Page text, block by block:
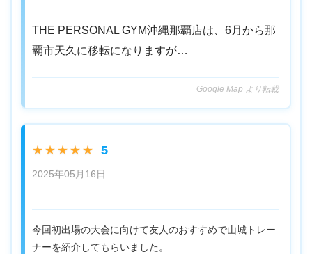
THE PERSONAL GYM沖縄那覇店は、6月から那
覇市天久に移転になりますが…
Google Map より転載
★★★★★ 5
2025年05月16日
今回初出場の大会に向けて友人のおすすめで山城トレー
ナーを紹介してもらいました。